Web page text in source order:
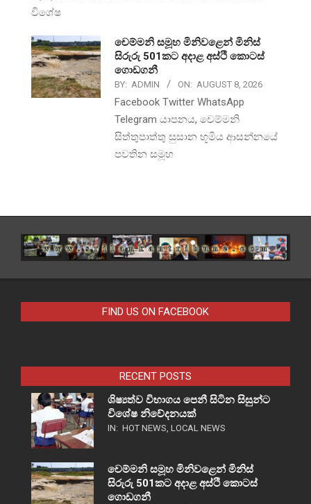
විශේෂ
චෙම්මනි සමූහ මිනිවළෙන් මිනිස්
සිරුරු 501කට අදාළ අස්ථි කොටස්
ගොඩගනී
BY: ADMIN ON: AUGUST 8, 2026
Facebook Twitter WhatsApp
Telegram යාපනය, චෙම්මනි
සිත්තුපාත්තු සුසාන භූමිය ආසන්නයේ
පවතින සමූහ
FIND US ON FACEBOOK
RECENT POSTS
ශිෂ්‍යත්ව විභාගය පෙනී සිටින සිසුන්ට
විශේෂ නිවේදනයක්
IN: HOT NEWS LOCAL NEWS
චෙම්මනි සමූහ මිනිවළෙන් මිනිස්
සිරුරු 501කට අදාළ අස්ථි කොටස්
ගොඩගනී